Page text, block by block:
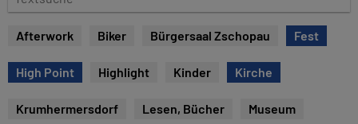
e
s
u
Afterwork Biker Bürgersaal Zschopau Fest
High Point Highlight Kinder Kirche
Krumhermersdorf Lesen, Bücher Museum